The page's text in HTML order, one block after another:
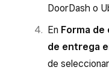
DoorDash o
En Forma de
de entrega
de seleccionar